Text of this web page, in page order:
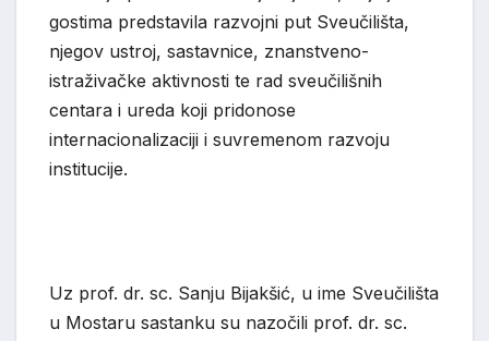
gostima predstavila razvojni put Sveučilišta,
njegov ustroj, sastavnice, znanstveno-
istraživačke aktivnosti te rad sveučilišnih
centara i ureda koji pridonose
internacionalizaciji i suvremenom razvoju
institucije.
Uz prof. dr. sc. Sanju Bijakšić, u ime Sveučilišta
u Mostaru sastanku su nazočili prof. dr. sc.